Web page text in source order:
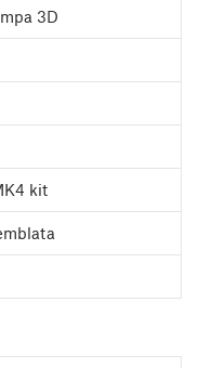
3D
kit